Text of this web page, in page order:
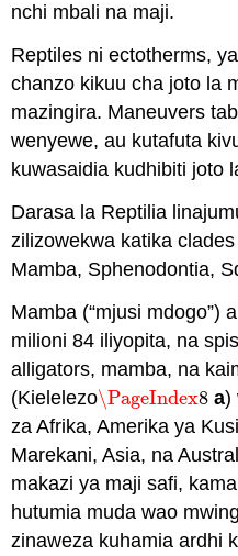
nchi mbali na maji.
Reptiles ni ectotherms,
chanzo kikuu cha joto la
mazingira. Maneuvers
wenyewe, au kutafuta
kuwasaidia kudhibiti joto
Darasa la Reptilia
zilizowekwa katika
Mamba, Sphenodontia,
Mamba (“mjusi mdogo”)
milioni 84 iliyopita, na
alligators, mamba, na
(Kielelezo\PageIndex8
\PageIndex8 a)
za Afrika, Amerika ya
Marekani, Asia, na
makazi ya maji safi,
hutumia muda wao
zinaweza kuhamia ardhi